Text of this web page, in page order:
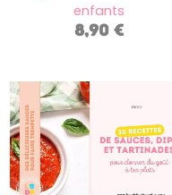
enfants
8,90€